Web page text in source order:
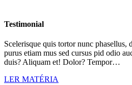
Testimonial
Scelerisque quis tortor nunc phasellus,
purus etiam mus sed cursus pid odio
duis? Aliquam et! Dolor? Tempor…
LER MATÉRIA